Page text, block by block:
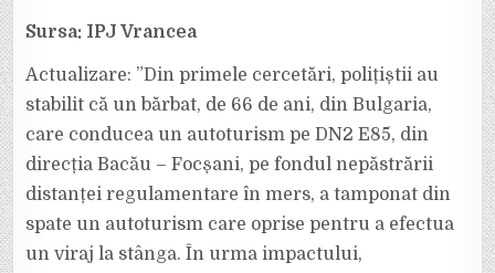
Sursa: IPJ Vrancea
Actualizare: ”Din primele cercetări, polițiștii au
stabilit că un bărbat, de 66 de ani, din Bulgaria,
care conducea un autoturism pe DN2 E85, din
direcția Bacău – Focșani, pe fondul nepăstrării
distanței regulamentare în mers, a tamponat din
spate un autoturism care oprise pentru a efectua
un viraj la stânga. În urma impactului,